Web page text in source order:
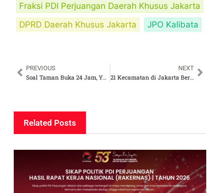
Fraksi PDI Perjuangan Daerah Khusus Jakarta
DPRD Daerah Khusus Jakarta
JPO Kalibata
PREVIOUS
Soal Taman Buka 24 Jam, Yuke Yurike, Politisi PDIP Bilang Begini
NEXT
21 Kecamatan di Jakarta Berpotensi Terdampak Longsor, Ketua Komisi D DPRD DKI Imbau Warga Tingkatkan Kewaspadaan
Related Posts